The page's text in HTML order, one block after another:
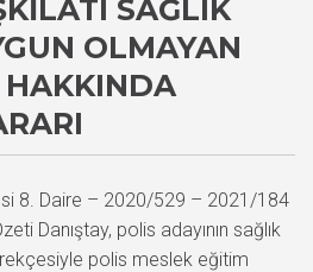
SAĞLIK
OLMAYAN
HAKKINDA
8. Daire – 2020/529 – 2021/184
Danıştay, polis adayının sağlık
polis meslek eğitim